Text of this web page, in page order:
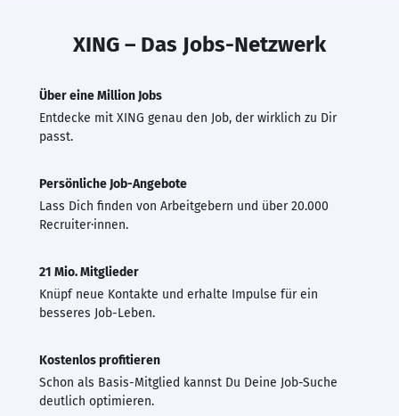
XING – Das Jobs-Netzwerk
Über eine Million Jobs
Entdecke mit XING genau den Job, der wirklich zu Dir
passt.
Persönliche Job-Angebote
Lass Dich finden von Arbeitgebern und über 20.000
Recruiter·innen.
21 Mio. Mitglieder
Knüpf neue Kontakte und erhalte Impulse für ein
besseres Job-Leben.
Kostenlos profitieren
Schon als Basis-Mitglied kannst Du Deine Job-Suche
deutlich optimieren.